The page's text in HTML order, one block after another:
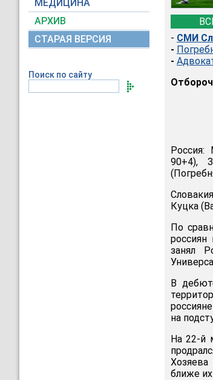
МЕДИЦИНА
АРХИВ
СТАРАЯ ВЕРСИЯ
Поиск по сайту
- СМИ
-
-
Россия:
90+4),
Куцка
По
занял
В
на
На 22-й
ближе их